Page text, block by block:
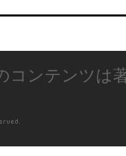
コンテンツは